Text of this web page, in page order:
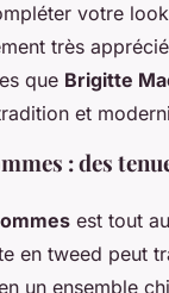
votre
très
que Brigitte
et
: des
est tout
en tweed peut
un ensemble